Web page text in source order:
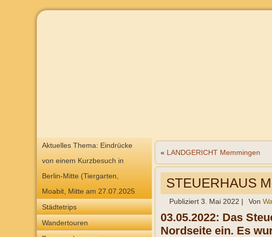
Aktuelles Thema: Eindrücke
von einem Kurzbesuch in
Berlin-Mitte (Tiergarten,
Moabit, Mitte am 27.07.2025
Städtetrips
Wandertouren
« LANDGERICHT Memmingen
STEUERHAUS
Publiziert 3. Mai 2022 | Von
03.05.2022: Das
Nordseite ein. Es